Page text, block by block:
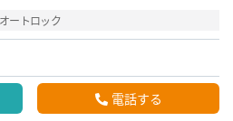
オートロック
電話する